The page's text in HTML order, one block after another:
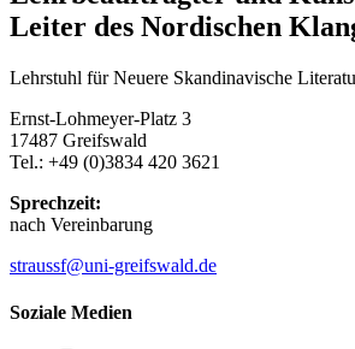
Leiter des Nordischen
Lehrstuhl für Neuere Skandinavische
Ernst-Lohmeyer-Platz 3
17487 Greifswald
Tel.: +49 (0)3834 420 3621
Sprechzeit:
nach Vereinbarung
straussf@uni-greifswald.de
Soziale Medien